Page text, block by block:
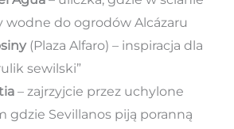
wodne do ogrodów Alcázaru
(Plaza Alfaro) – inspiracja dla
sewilski”
– zajrzyjcie przez uchylone
gdzie Sevillanos piją poranną